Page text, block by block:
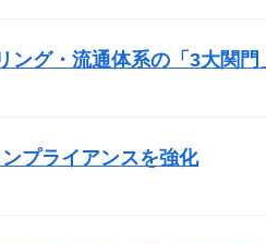
ング・流通体系の「3大関門
プライアンスを強化